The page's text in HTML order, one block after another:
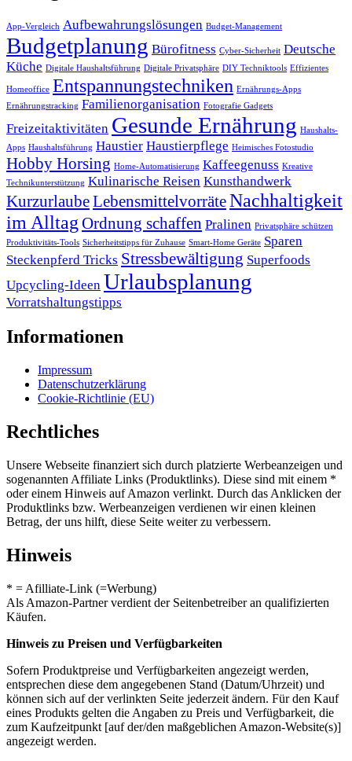
App-Vergleich Aufbewahrungslösungen Budget-Management
Budgetplanung Bürofitness Cyber-Sicherheit Deutsche
Küche Digitale Haushaltsführung Digitale Privatsphäre DIY Techniktools Effizientes
Homeoffice Entspannungstechniken Ernährungs-Apps
Ernährungstracking Familienorganisation Fotografie Gadgets
Freizeitaktivitäten Gesunde Ernährung Haushalts-
Apps Haushaltsführung Haustier Haustierpflege Heimisches Fotostudio
Hobby Horsing Home-Automatisierung Kaffeegenuss Kreative
Technikunterstützung Kulinarische Reisen Kunsthandwerk
KurzurlaubeLebensmittelvorräteNachhaltigkeit
im Alltag Ordnung schaffen Pralinen Privatsphäre schützen
Produktivitäts-Tools Sicherheitstipps für Zuhause Smart-Home Geräte Sparen
Steckenpferd Tricks Stressbewältigung Superfoods
Upcycling-Ideen Urlaubsplanung
Vorratshaltungstipps
Informationen
Impressum
Datenschutzerklärung
Cookie-Richtlinie (EU)
Rechtliches
Unsere Webseite finanziert sich durch platzierte Werbeanzeigen und
sogenannten Affiliate Links (Produktlinks). Diese sind mit einem *
oder einem Hinweis auf Amazon verlinkt. Durch das Anklicken der
Produktlinks bzw. Werbeanzeigen verdienen wir einen kleinen
Betrag, der uns hilft, diese Seite weiter zu verbessern.
Hinweis
* = Afilliate-Link (=Werbung)
Als Amazon-Partner verdient der Seitenbetreiber an qualifizierten
Käufen.
Hinweis zu Preisen und Verfügbarkeiten
Sofern Produktpreise und Verfügbarkeiten angezeigt werden,
entsprechen diese dem angegebenen Stand (Datum/Uhrzeit) und
können sich auf der verlinkten Seite jederzeit ändern. Für den Kauf
eines Produkts gelten die Angaben zu Preis und Verfügbarkeit, die
zum Kaufzeitpunkt [auf der/den maßgeblichen Amazon-Website(s)]
angezeigt werden.